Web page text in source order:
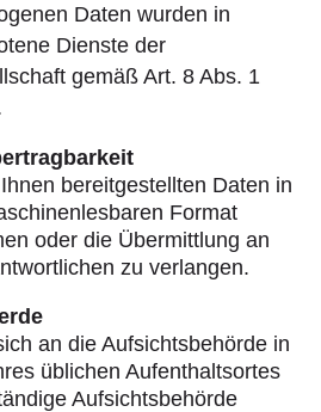
Daten wurden in
Dienste der
gemäß Art. 8 Abs. 1
bereitgestellten Daten in
Format
oder die Übermittlung an
zu verlangen.
an die Aufsichtsbehörde in
üblichen Aufenthaltsortes
Aufsichtsbehörde